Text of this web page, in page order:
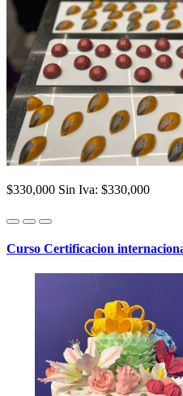
$330,000 Sin Iva: $330,000
Curso Certificacion